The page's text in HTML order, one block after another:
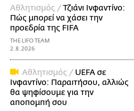
Αθλητισμός /Τζιάνι Ινφαντίνο:
Πώς μπορεί να χάσει την
προεδρία της FIFA
THE LIFO TEAM
2.8.2026
Αθλητισμός / UEFA σε
Ινφαντίνο: Παραιτήσου, αλλιώς
θα ψηφίσουμε για την
αποπομπή σου